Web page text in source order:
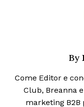
By
Come Editor e
Club, Breanna
marketing B2B